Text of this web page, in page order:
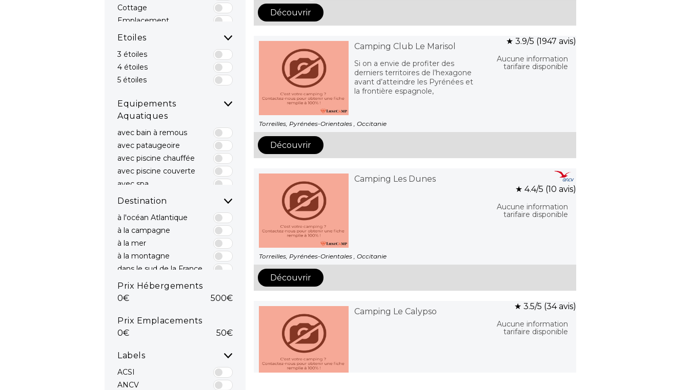
Cottage
Emplacement
Emplacements avec
sanitaires privés
Hébergements Insolites
Mobil-home
Mobil-home avec spa
Mobil-home Luxe
Mobil-home PMR
Etoiles
3 étoiles
4 étoiles
5 étoiles
Equipements
Aquatiques
avec bain à remous
avec pataugeoire
avec piscine chauffée
avec piscine couverte
avec spa
avec toboggans
Destination
à l'océan Atlantique
à la campagne
à la mer
à la montagne
dans le sud de la France
dans le Sud est
dans le Sud ouest
mediterranee
en Méditerranée
sur la côte Atlantique
sur la Côte d'Azur
Prix Hébergements
0€
500€
Prix Emplacements
0€
50€
Labels
ACSI
ANCV
Découvrir
Camping Club Le Marisol
Si on a envie de profiter des
derniers territoires de l’hexagone
avant d’atteindre les Pyrénées et
la frontière espagnole,
Torreilles, Pyrénées-Orientales , Occitanie
★ 3.9/5 (1947 avis)
Aucune information
tarifaire disponible
Découvrir
Camping Les Dunes
Torreilles, Pyrénées-Orientales , Occitanie
★ 4.4/5 (10 avis)
Aucune information
tarifaire disponible
Découvrir
Camping Le Calypso
★ 3.5/5 (34 avis)
Aucune information
tarifaire disponible